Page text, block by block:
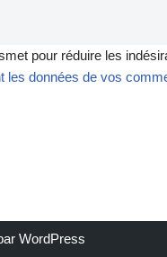
pour réduire les
les données de vos
WordPress